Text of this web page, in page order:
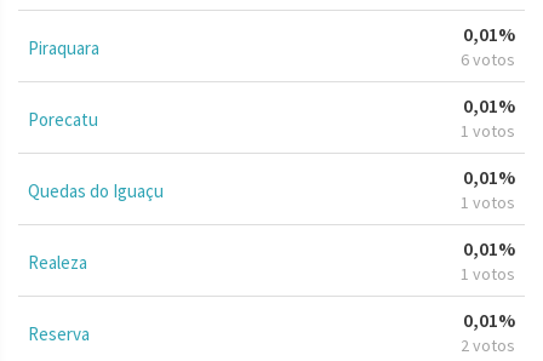
Piraquara
0,01%
6 votos
Porecatu
0,01%
1 votos
Quedas do Iguaçu
0,01%
1 votos
Realeza
0,01%
1 votos
Reserva
0,01%
2 votos